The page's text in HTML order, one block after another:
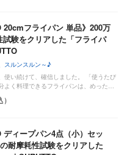
20cmフライパン 単品》200万
試験をクリアした「フライパ
スルンスルン～♪
使い続けて、確信しました。 「使うたび
よく料理できるフライパンは、めった…
ディープパン4点（小）セッ
耐摩耗性試験をクリアした